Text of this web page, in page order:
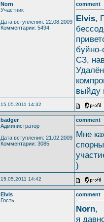
Norn
Участник
Дата вступления: 22.08.2009
Комментарии: 5494
comment
Elvis,
СЗ,
выйду
15.05.2011 14:32
badger
Администратор
Дата вступления: 21.02.2009
Комментарии: 3085
comment
Мне
)
15.05.2011 14:42
Elvis
Гость
comment
Norn,
я